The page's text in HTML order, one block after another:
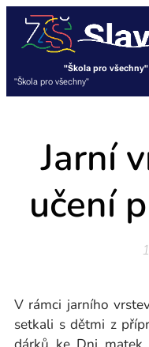
"Škola pro všechny"
"Škola pro všechny"
Jarní
učení
V rámci jarního
setkali s dětmi z